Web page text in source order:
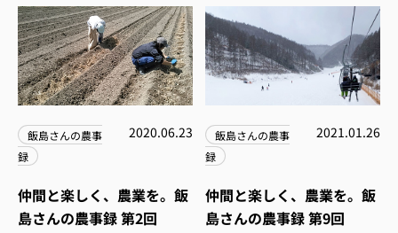
飯島さんの農事
録
2020.06.23
仲間と楽しく、農業を。飯
島さんの農事録 第2回
飯島さんの農事
録
2021.01.26
仲間と楽しく、農業を。飯
島さんの農事録 第9回